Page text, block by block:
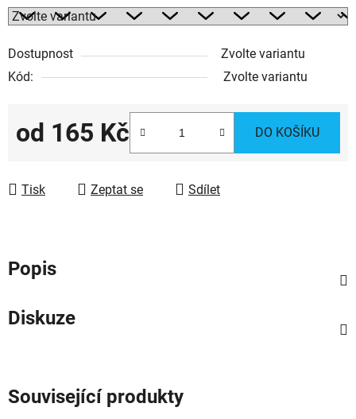
Dostupnost
Zvolte variantu
Kód:
Zvolte variantu
od 165 Kč DO KOŠÍKU
Tisk Zeptat se Sdílet
Popis
Diskuze
Související produkty